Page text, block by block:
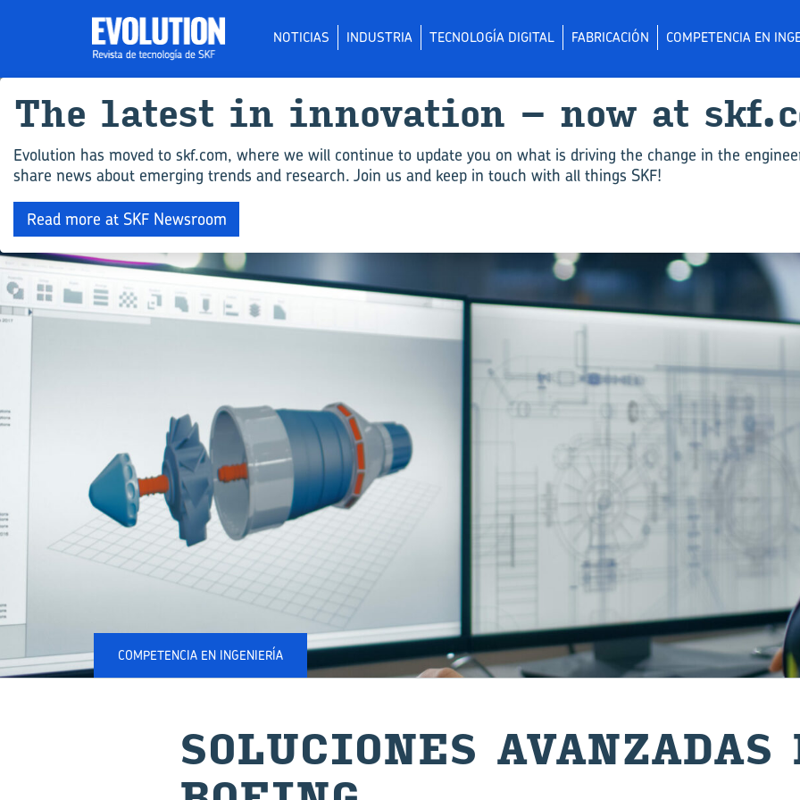
NOTICIAS INDUSTRIA TECNOLOGÍA DIGITAL FABRICACIÓN COMPETENCIA EN
COMPETENCIA EN INGENIERÍA
SO­LU­CIO­NES AVAN­ZA­DAS
The la­test in in­no­va­tion – now at
Evolution has moved to skf.com, where we will continue to update you on what is driving the change in the
share news about emerging trends and research. Join us and keep in touch with all things SKF!
Read more at SKF Newsroom